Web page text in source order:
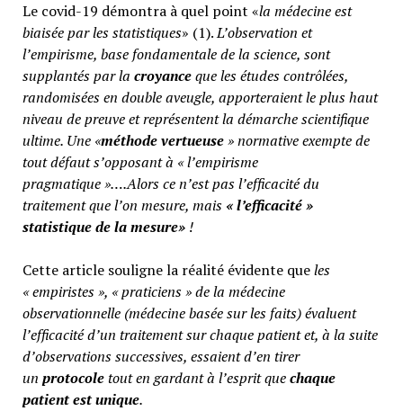
Le covid-19 démontra à quel point «la médecine est
biaisée par les statistiques» (1).L’observation et
l’empirisme, base fondamentale de la science, sont
supplantés par la croyanceque les études contrôlées,
randomisées en double aveugle, apporteraient le plus haut
niveau de preuve et représentent la démarche scientifique
ultime. Une «méthode vertueuse» normative exempte de
tout défaut s’opposant à « l’empirisme
pragmatique »….Alors ce n’est pas l’efficacité du
traitement que l’on mesure, mais «l’efficacité »
statistique de la mesure» !
Cette article souligne la réalité évidente queles
« empiristes », « praticiens » de la médecine
observationnelle (médecine basée sur les faits) évaluent
l’efficacité d’un traitement sur chaque patient et, à la suite
d’observations successives, essaient d’en tirer
un protocoletout en gardant à l’esprit quechaque
patient est unique.